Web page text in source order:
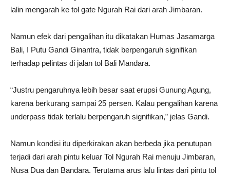
lalin mengarah ke tol gate Ngurah Rai dari arah Jimbaran.
Namun efek dari pengalihan itu dikatakan Humas Jasamarga
Bali, I Putu Gandi Ginantra, tidak berpengaruh signifikan
terhadap pelintas di jalan tol Bali Mandara.
“Justru pengaruhnya lebih besar saat erupsi Gunung Agung,
karena berkurang sampai 25 persen. Kalau pengalihan karena
underpass tidak terlalu berpengaruh signifikan,” jelas Gandi.
Namun kondisi itu diperkirakan akan berbeda jika penutupan
terjadi dari arah pintu keluar Tol Ngurah Rai menuju Jimbaran,
Nusa Dua dan Bandara. Terutama arus lalu lintas dari pintu tol